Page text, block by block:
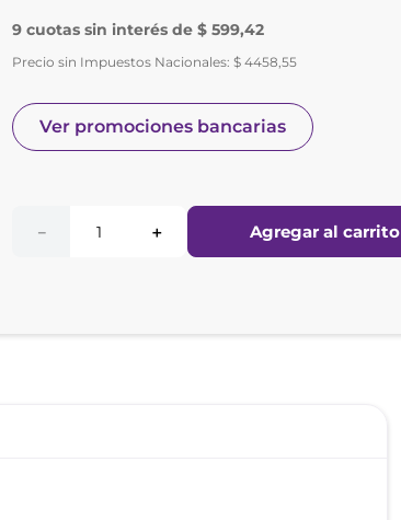
9 cuotas sin interés de $ 599,42
Precio sin Impuestos Nacionales:$ 4458,55
Ver promociones bancarias
＋
－ Agregar al carrito